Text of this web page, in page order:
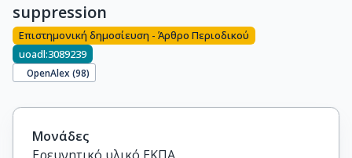
suppression
Επιστημονική δημοσίευση - Άρθρο Περιοδικού
uoadl:3089239
OpenAlex (98)
Μονάδες